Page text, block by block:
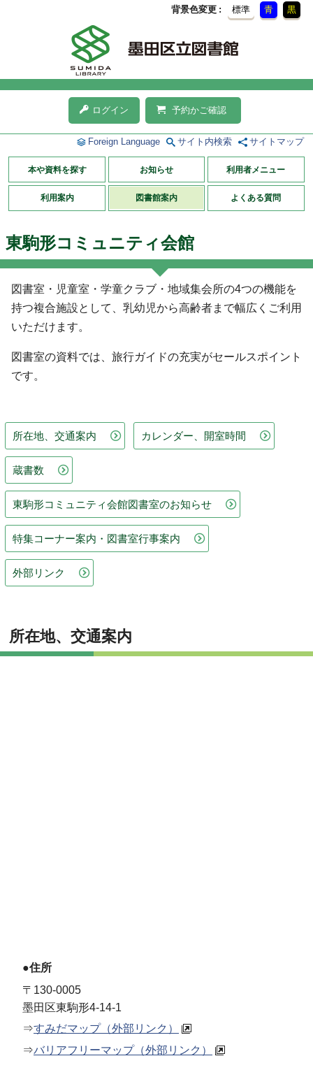
背景色変更 標準 青 黒
ログイン 予約かご確認
Foreign Language サイト内検索 サイトマップ
本や資料を探す お知らせ 利用者メニュー
利用案内 図書館案内 よくある質問
東駒形コミュニティ会館
図書室・児童室・学童クラブ・地域集会所の4つの機能を
持つ複合施設として、乳幼児から高齢者まで幅広くご利用
いただけます。
図書室の資料では、旅行ガイドの充実がセールスポイント
です。
所在地、交通案内 カレンダー、開室時間
蔵書数
東駒形コミュニティ会館図書室のお知らせ
特集コーナー案内・図書室行事案内
外部リンク
所在地、交通案内
●住所
〒130-0005
墨田区東駒形4-14-1
⇒すみだマップ（外部リンク）
⇒バリアフリーマップ（外部リンク）